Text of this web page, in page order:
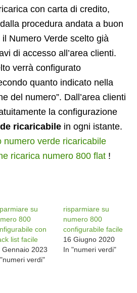
con carta di credito,
procedura andata a buon
Numero Verde scelto già
di accesso all’area clienti.
verrà configurato
quanto indicato nella
del numero”. Dall’area clienti
la configurazione
ricaricabile in ogni istante.
numero verde ricaricabile
ricarica numero 800 flat !
su
800
con
list facile
Gennaio 2023
verdi"
risparmiare su
numero 800
configurabile facile
16 Giugno 2020
In "numeri verdi"